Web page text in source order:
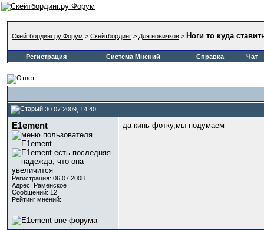
Скейтбординг.ру Форум > Скейтбординг > Для новичков > Ноги то куда
Регистрация Система Мнений Справка Чат
30.07.2009, 14:40
E1ement
Регистрация: 06.07.2008
Адрес: Раменское
Сообщений: 12
Рейтинг мнений:
да кинь фотку,мы подумаем